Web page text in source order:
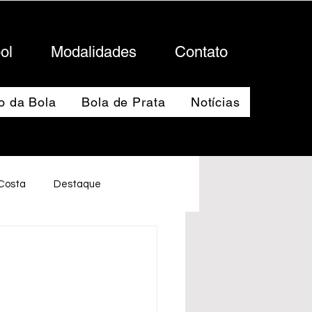
Modalidades Contato
da Bola Bola de Prata Notícias
Destaque